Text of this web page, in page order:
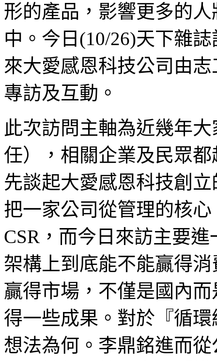
形的產品，影響更多的
中。今日(10/26)天下雜
來大愛感恩科技公司由
專訪及互動。
此次訪問主軸為近幾年
任），相關企業及民眾
先談起大愛感恩科技創
把一家公司從管理的核
CSR，而今日來訪主要
架構上到底能不能贏得
贏得市場，不僅是國內
得一些成果。對於『循
想法為何。李鼎銘進而